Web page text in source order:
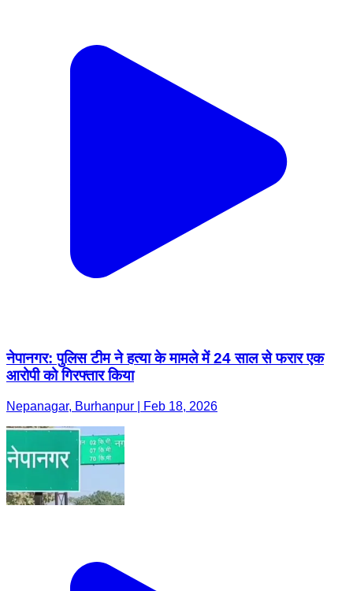
नेपानगर: पुलिस टीम ने हत्या के मामले में 24 साल से फरार एक
आरोपी को गिरफ्तार किया
Nepanagar, Burhanpur | Feb 18, 2026